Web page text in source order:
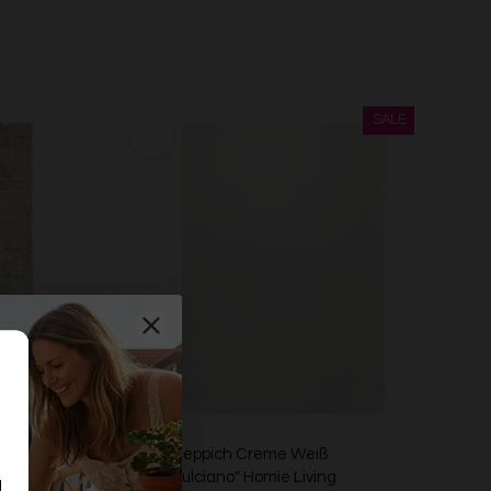
"Feel
Kurzflorteppich Creme Weiß
"Montepulciano" Homie Living